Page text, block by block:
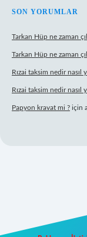
SON YORUMLAR
Tarkan Hüp ne zaman
Tarkan Hüp ne zaman
Rızai taksim nedir nasıl
Rızai taksim nedir nasıl
Papyon kravat mi ? için